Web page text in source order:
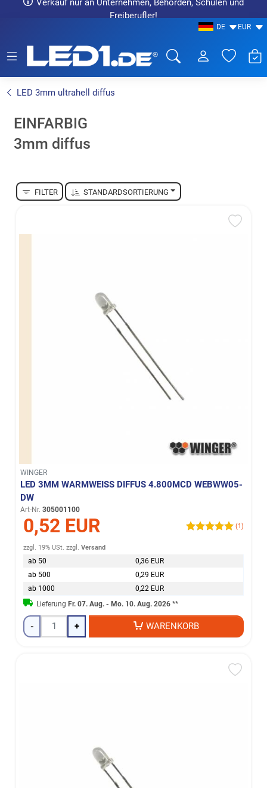
Verkauf nur an Unternehmen, Behörden, Schulen und
Freiberufler!
DE EUR
LED 3mm ultrahell diffus
EINFARBIG
3mm diffus
FILTER STANDARDSORTIERUNG
WINGER
LED 3MM WARMWEISS DIFFUS 4.800MCD WEBWW05-D
W
Art-Nr. 305001100
0,52 EUR (1)
zzgl. 19% USt. zzgl.Versand
ab 50
0,36 EUR
ab 500
0,29 EUR
ab 1000
0,22 EUR
LieferungFr. 07. Aug. - Mo. 10. Aug. 2026 **
- + WARENKORB